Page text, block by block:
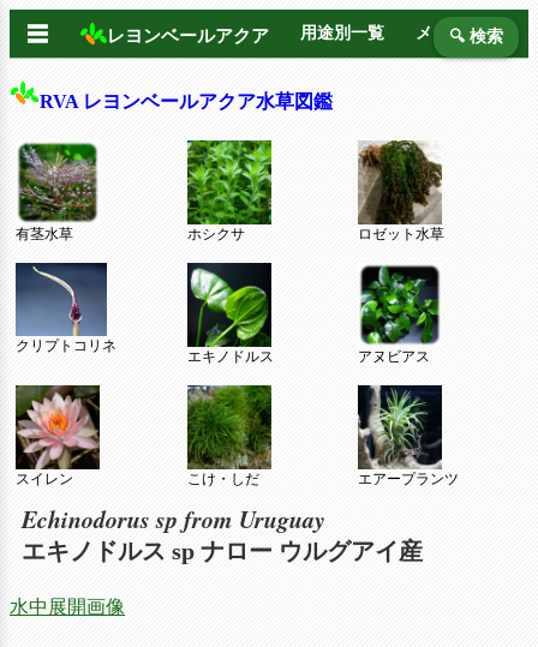
☰ レヨンベールアクア 用途別一覧 メーカー別
🔍 検索
RVA レヨンベールアクア水草図鑑
有茎水草 ホシクサ ロゼット水草
クリプトコリネ
エキノドルス アヌビアス
スイレン こけ・しだ エアープランツ
Echinodorus sp from Uruguay
エキノドルス sp ナロー ウルグアイ産
水中展開画像